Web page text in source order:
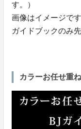
す。）
画像はイメージです
ガイドブックのみ
カラーお任せ重